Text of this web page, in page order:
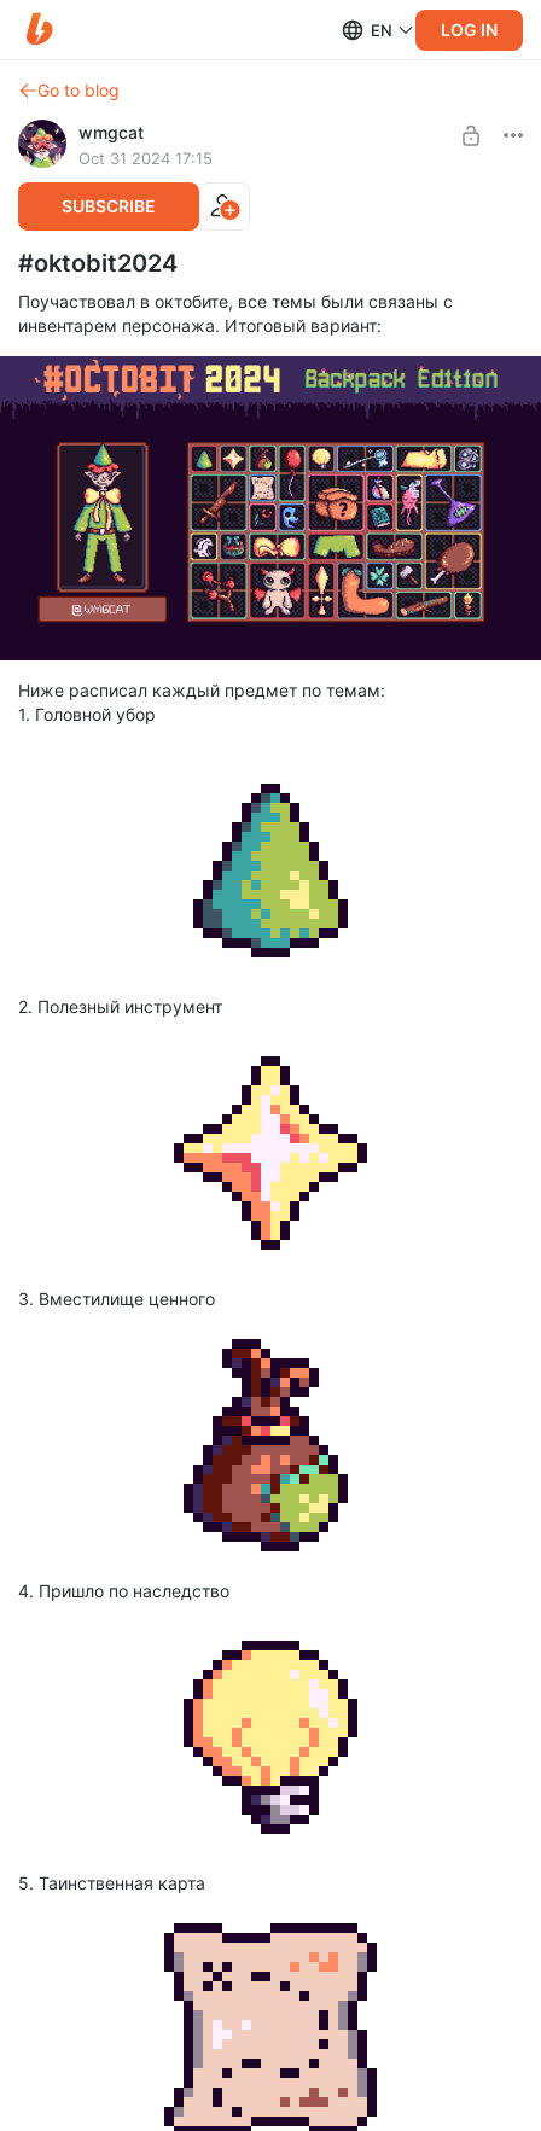
EN LOG IN
Go to blog
wmgcat
Oct 31 2024 17:15
SUBSCRIBE
#oktobit2024
Поучаствовал в октобите, все темы были связаны с
инвентарем персонажа. Итоговый вариант:
Ниже расписал каждый предмет по темам:
1. Головной убор
2. Полезный инструмент
3. Вместилище ценного
4. Пришло по наследство
5. Таинственная карта